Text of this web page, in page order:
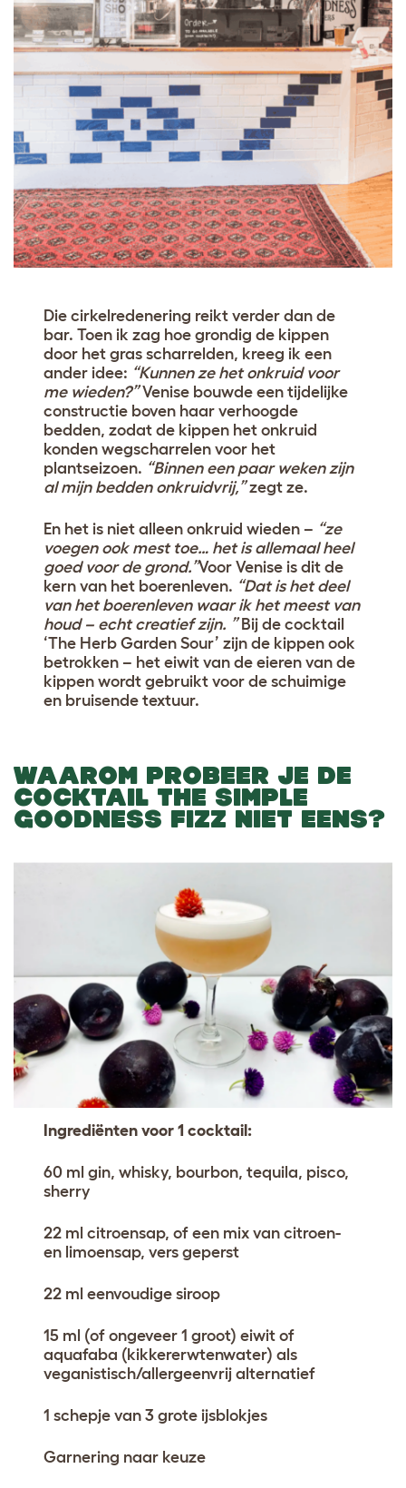
Die cirkelredenering reikt verder dan de
bar. Toen ik zag hoe grondig de kippen
door het gras scharrelden, kreeg ik een
ander idee: “Kunnen ze het onkruid voor
me wieden?”Venise bouwde een tijdelijke
constructie boven haar verhoogde
bedden, zodat de kippen het onkruid
konden wegscharrelen voor het
plantseizoen. “Binnen een paar weken zijn
al mijn bedden onkruidvrij,”zegt ze.
En het is niet alleen onkruid wieden – “ze
voegen ook mest toe… het is allemaal heel
goed voor de grond.”Voor Venise is dit de
kern van het boerenleven. “Dat is het deel
van het boerenleven waar ik het meest van
houd – echt creatief zijn. ”Bij de cocktail
‘The Herb Garden Sour’ zijn de kippen ook
betrokken – het eiwit van de eieren van de
kippen wordt gebruikt voor de schuimige
en bruisende textuur.
WAAROM PROBEER JE DE
COCKTAIL THE SIMPLE
GOODNESS FIZZ NIET EENS?
Ingrediënten voor 1 cocktail:
60 ml gin, whisky, bourbon, tequila, pisco,
sherry
22 ml citroensap, of een mix van citroen-
en limoensap, vers geperst
22 ml eenvoudige siroop
15 ml (of ongeveer 1 groot) eiwit of
aquafaba (kikkererwtenwater) als
veganistisch/allergeenvrij alternatief
1 schepje van 3 grote ijsblokjes
Garnering naar keuze